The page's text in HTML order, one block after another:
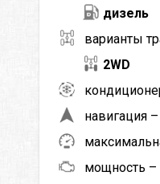
дизель
варианты
2WD
навигация –
мощность –